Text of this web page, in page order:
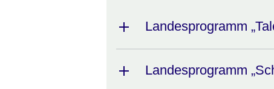
Landesprogramm
Landesprogramm